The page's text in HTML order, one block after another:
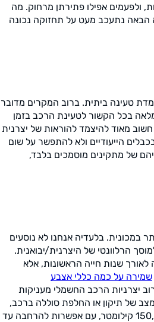
ולפעמים אפילו פתירתן מרחוק. מה
הבאה נתעכב מעט על תחזוקה נכונה
טעינה ביתית. ברוב המקרים מדובר
בכל הקשור לטעינת הרכב בזמן
חשוב מאוד להיצמד להוראות של יצרנית
הייעודיים ולא להתפשר על שום
של מתקינים מוסמכים בלבד,
במכונית. בלעדיה אנחנו לא נוסעים
הרלוונטי של היצרנית/יבואנית.
לאורך שנות חייה הראשונות, אלא
שמירה על כמה כללי אצבע
יצרניות הרכב החשמלי מעניקות
של תיקון או החלפת סוללה ברכב,
הנופלת בלעדית על בעליו. אגב, בג'ילי למשל האחריות היא למשך 8 שנים או 150,000 קילומטר, עם אפשרות להרחבה עד